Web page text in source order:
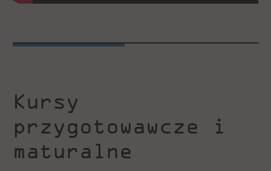
Kursy
przygotowawcze i
maturalne